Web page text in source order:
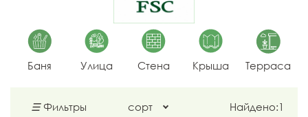
Баня Улица Стена Крыша Терраса
☰ Фильтры
сорт
Найдено:1